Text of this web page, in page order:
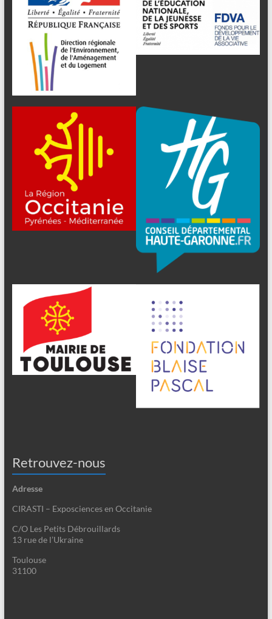
Retrouvez-nous
Adresse
CIRASTI – Exposciences en Occitanie
C/O Les Petits Débrouillards
13 rue de l’Ukraine
Toulouse
31100